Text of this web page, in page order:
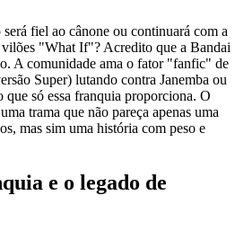
fiel ao cânone ou continuará com a
"What If"? Acredito que a Bandai
A comunidade ama o fator "fanfic" de
Super) lutando contra Janemba ou
só essa franquia proporciona. O
trama que não pareça apenas uma
mas sim uma história com peso e
e o legado de